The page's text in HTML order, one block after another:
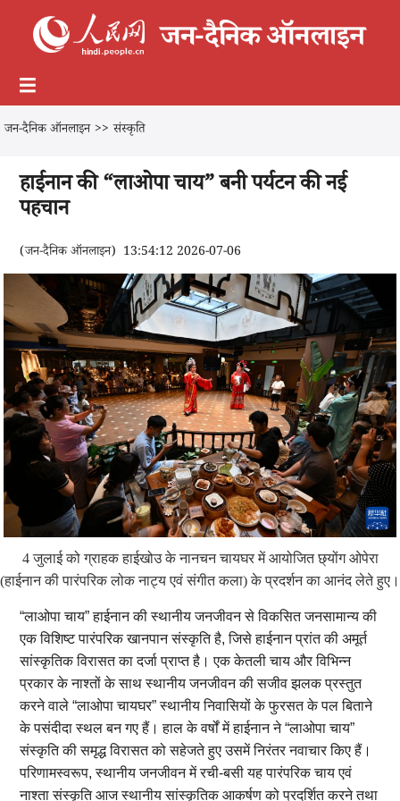
जन-दैनिक ऑनलाइन >> संस्कृति
हाईनान की “लाओपा चाय” बनी पर्यटन की नई
पहचान
(जन-दैनिक ऑनलाइन) 13:54:12 2026-07-06
4 जुलाई को ग्राहक हाईखोउ के नानचन चायघर में आयोजित छ्योंग ओपेरा
(हाईनान की पारंपरिक लोक नाट्य एवं संगीत कला) के प्रदर्शन का आनंद लेते हुए।
“लाओपा चाय” हाईनान की स्थानीय जनजीवन से विकसित जनसामान्य की
एक विशिष्ट पारंपरिक खानपान संस्कृति है, जिसे हाईनान प्रांत की अमूर्त
सांस्कृतिक विरासत का दर्जा प्राप्त है। एक केतली चाय और विभिन्न
प्रकार के नाश्तों के साथ स्थानीय जनजीवन की सजीव झलक प्रस्तुत
करने वाले “लाओपा चायघर” स्थानीय निवासियों के फुरसत के पल बिताने
के पसंदीदा स्थल बन गए हैं। हाल के वर्षों में हाईनान ने “लाओपा चाय”
संस्कृति की समृद्ध विरासत को सहेजते हुए उसमें निरंतर नवाचार किए हैं।
परिणामस्वरूप, स्थानीय जनजीवन में रची-बसी यह पारंपरिक चाय एवं
नाश्ता संस्कृति आज स्थानीय सांस्कृतिक आकर्षण को प्रदर्शित करने तथा